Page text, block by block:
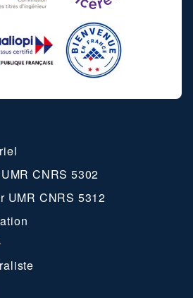
CNRS 5302
UMR CNRS 5312